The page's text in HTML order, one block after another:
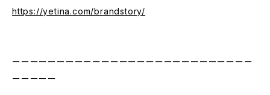
https://yetina.com/brandstory/
ーーーーーーーーーーーーーーーーーーーーーーーーーーー
ーーーーー